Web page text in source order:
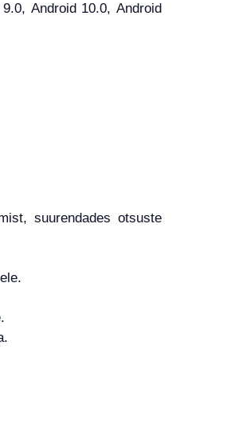
Android 10.0, Android
suurendades otsuste